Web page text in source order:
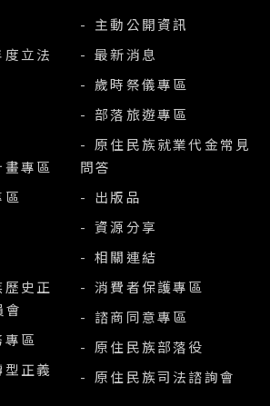
立法
專區
史正
會
區
正義
- 主動公開資訊
- 最新消息
- 歲時祭儀專區
- 部落旅遊專區
- 原住民族就業代金常見
問答
- 出版品
- 資源分享
- 相關連結
- 消費者保護專區
- 諮商同意專區
- 原住民族部落役
- 原住民族司法諮詢會